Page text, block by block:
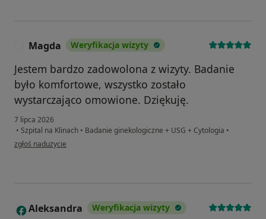
Magda Weryfikacja wizyty
Jestem bardzo zadowolona z wizyty. Badanie
było komfortowe, wszystko zostało
wystarczająco omowione. Dziękuję.
7 lipca 2026
• Szpital na Klinach • Badanie ginekologiczne + USG + Cytologia •
w opinii użytkownika Magda
zgłoś nadużycie
A Aleksandra Weryfikacja wizyty